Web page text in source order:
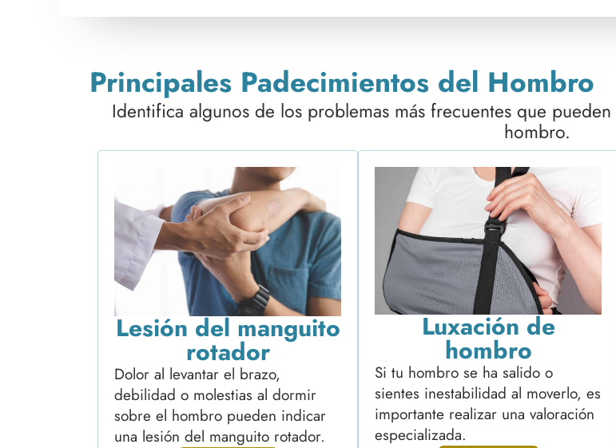
Principales Padecimientos del Hombro
Identifica algunos de los problemas más frecuentes que
hombro.
Lesión del manguito
rotador
Dolor al levantar el brazo,
debilidad o molestias al dormir
sobre el hombro pueden indicar
una lesión del manguito rotador.
Luxación de
hombro
Si tu hombro se ha salido o
sientes inestabilidad al moverlo, es
importante realizar una valoración
especializada.